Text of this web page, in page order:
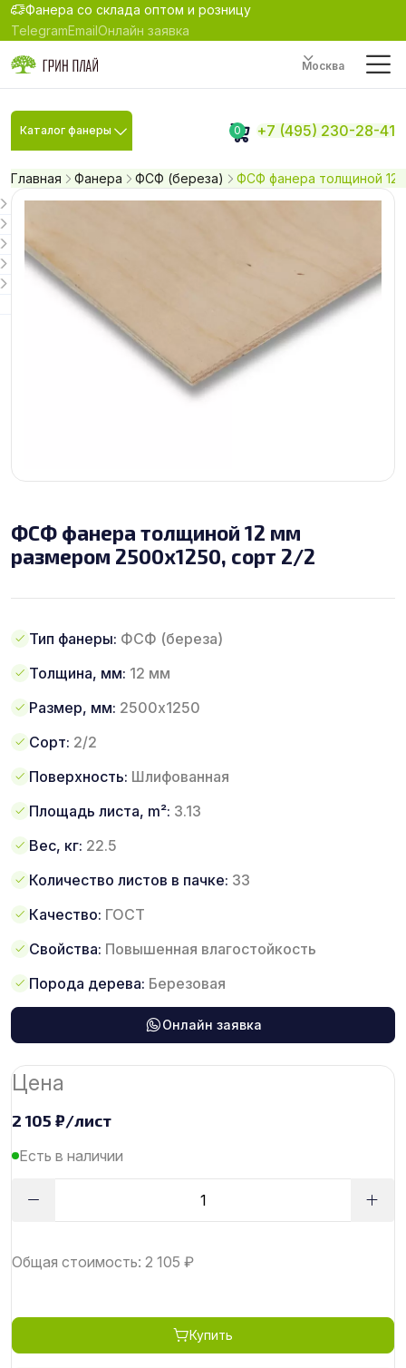
Фанера со склада оптом и розницу
TelegramEmailОнлайн заявка
Москва
Каталог фанеры 0 +7 (495) 230-28-41
Главная Фанера ФСФ (береза) ФСФ фанера толщиной 12
ФСФ фанера толщиной 12 мм
размером 2500х1250, сорт 2/2
Тип фанеры: ФСФ (береза)
Толщина, мм: 12 мм
Размер, мм: 2500х1250
Сорт: 2/2
Поверхность: Шлифованная
Площадь листа, m²: 3.13
Вес, кг: 22.5
Количество листов в пачке: 33
Качество: ГОСТ
Свойства: Повышенная влагостойкость
Порода дерева: Березовая
Онлайн заявка
Цена
2 105 ₽/лист
Есть в наличии
Общая стоимость: 2 105 ₽
Купить